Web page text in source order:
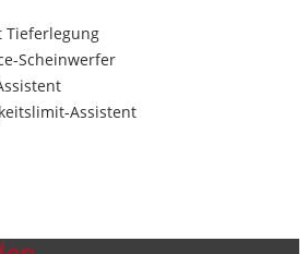
Tieferlegung
Scheinwerfer
Assistent